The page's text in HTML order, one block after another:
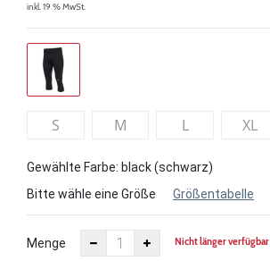
inkl. 19 % MwSt.
S M L XL
Gewählte Farbe: black (schwarz)
Bitte wähle eine Größe
Größentabelle
Menge Nicht länger verfügbar